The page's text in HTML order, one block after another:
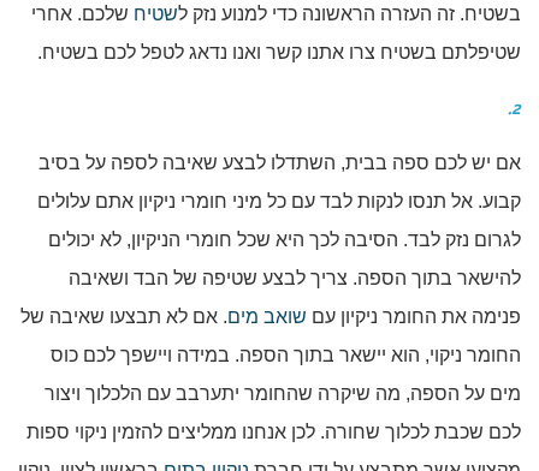
בשטיח. זה העזרה הראשונה כדי למנוע נזק לשטיח שלכם. אחרי
שטיפלתם בשטיח צרו אתנו קשר ואנו נדאג לטפל לכם בשטיח.
2.
אם יש לכם ספה בבית, השתדלו לבצע שאיבה לספה על בסיב
קבוע. אל תנסו לנקות לבד עם כל מיני חומרי ניקיון אתם עלולים
לגרום נזק לבד. הסיבה לכך היא שכל חומרי הניקיון, לא יכולים
להישאר בתוך הספה. צריך לבצע שטיפה של הבד ושאיבה
פנימה את החומר ניקיון עם שואב מים. אם לא תבצעו שאיבה של
החומר ניקוי, הוא יישאר בתוך הספה. במידה ויישפך לכם כוס
מים על הספה, מה שיקרה שהחומר יתערבב עם הלכלוך ויצור
לכם שכבת לכלוך שחורה. לכן אנחנו ממליצים להזמין ניקוי ספות